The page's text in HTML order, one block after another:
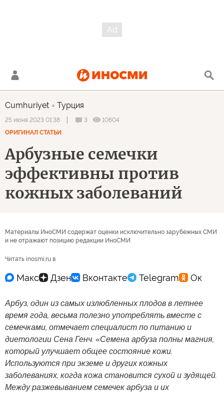
Cumhuriyet Турция
25 июня 2023 01:38 3
10604
ОРИГИНАЛ СТАТЬИ
Арбузные семечки
эффективны против
кожных заболеваний
Материалы ИноСМИ содержат оценки исключительно зарубежных СМИ
и не отражают позицию редакции ИноСМИ
Читать inosmi.ru в
Арбуз, один из самых излюбленных плодов в летнее
время года, весьма полезно употреблять вместе с
семечками, отмечает специалист по питанию и
диетологии Сена Генч. «Семена арбуза полны магния,
который улучшает общее состояние кожи.
Используются при экземе и других кожных
заболеваниях, когда кожа становится сухой и зудящей.
Между разжевыванием семечек арбуза и их